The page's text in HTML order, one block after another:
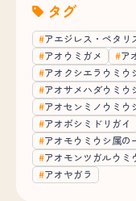
タグ
アエジレス・ペタリ
アオウミガメ
ア
アオクシエラウミウ
アオサメハダウミウ
アオセンミノウミウ
アオボシミドリガイ
アオモウミウシ属の
アオモンツガルウミ
アオヤガラ